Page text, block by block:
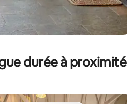
durée à proximité